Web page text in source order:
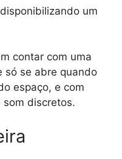
um
contar com uma
só se abre quando
espaço, e com
som discretos.